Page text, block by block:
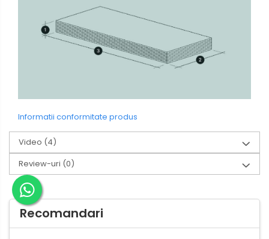
Informatii conformitate produs
Video (4)
Review-uri (0)
Recomandari